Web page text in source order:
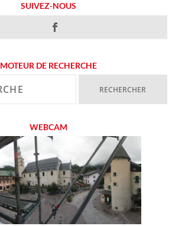
SUIVEZ-NOUS
MOTEUR DE RECHERCHE
WEBCAM